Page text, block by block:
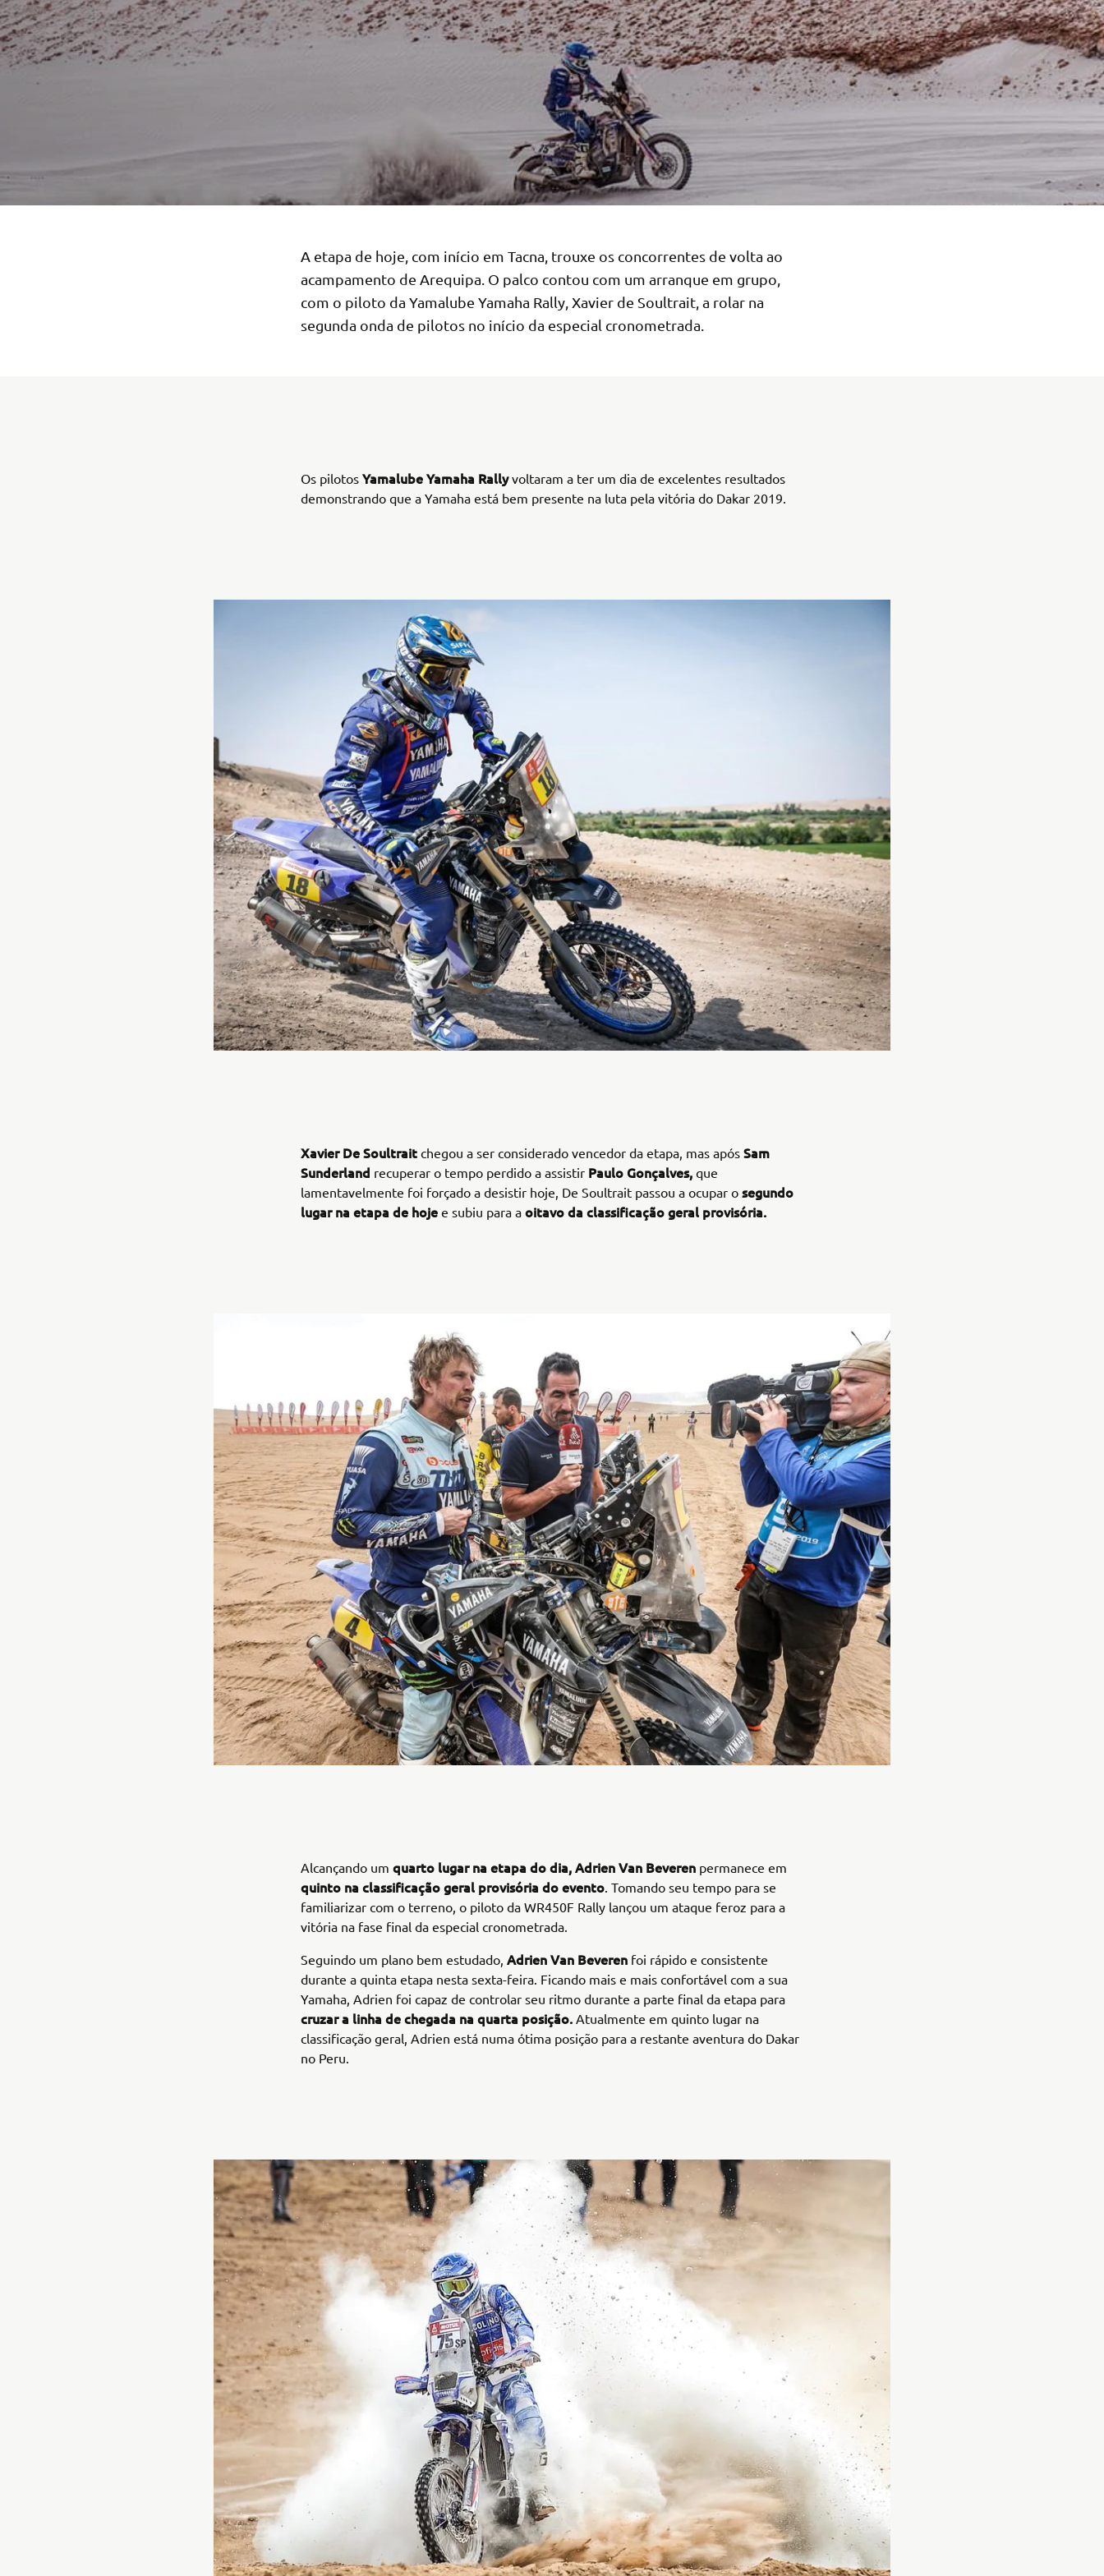
A etapa de hoje, com início em Tacna, trouxe os concorrentes de volta ao
acampamento de Arequipa. O palco contou com um arranque em grupo,
com o piloto da Yamalube Yamaha Rally, Xavier de Soultrait, a rolar na
segunda onda de pilotos no início da especial cronometrada.
Os pilotos Yamalube Yamaha Rallyvoltaram a ter um dia de excelentes resultados
demonstrando que a Yamaha está bem presente na luta pela vitória do Dakar 2019.
Xavier De Soultrait chegou a ser considerado vencedor da etapa, mas após Sam
Sunderland recuperar o tempo perdido a assistir Paulo Gonçalves, que
lamentavelmente foi forçado a desistir hoje, De Soultrait passou a ocupar o segundo
lugar na etapa de hoje e subiu para a oitavo da classificação geral provisória.
Alcançando um quarto lugar na etapa do dia, Adrien Van Beveren permanece em
quinto na classificação geral provisória do evento . Tomando seu tempo para se
familiarizar com o terreno, o piloto da WR450F Rally lançou um ataque feroz para a
vitória na fase final da especial cronometrada.
Seguindo um plano bem estudado, Adrien Van Beveren foi rápido e consistente
durante a quinta etapa nesta sexta-feira. Ficando mais e mais confortável com a sua
Yamaha, Adrien foi capaz de controlar seu ritmo durante a parte final da etapa para
cruzar a linha de chegada na quarta posição. Atualmente em quinto lugar na
classificação geral, Adrien está numa ótima posição para a restante aventura do Dakar
no Peru.